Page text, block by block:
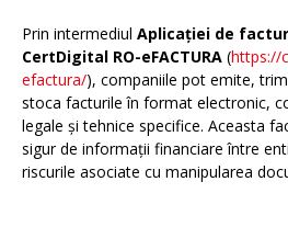
Prin intermediul Aplicației de
CertDigital RO-eFACTURA (https://
efactura/), companiile pot emite,
stoca facturile în format electronic,
legale și tehnice specifice. Aceasta
sigur de informații financiare între
riscurile asociate cu manipularea